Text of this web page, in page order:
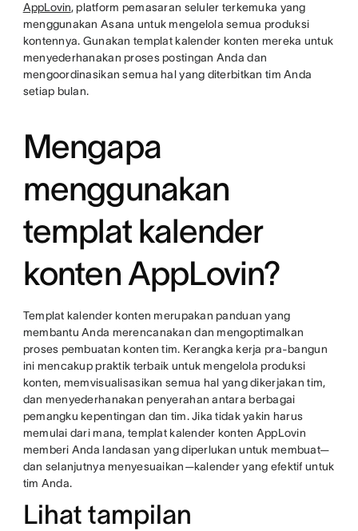
AppLovin, platform pemasaran seluler terkemuka yang
menggunakan Asana untuk mengelola semua produksi
kontennya. Gunakan templat kalender konten mereka untuk
menyederhanakan proses postingan Anda dan
mengoordinasikan semua hal yang diterbitkan tim Anda
setiap bulan.
Mengapa
menggunakan
templat kalender
konten AppLovin?
Templat kalender konten merupakan panduan yang
membantu Anda merencanakan dan mengoptimalkan
proses pembuatan konten tim. Kerangka kerja pra-bangun
ini mencakup praktik terbaik untuk mengelola produksi
konten, memvisualisasikan semua hal yang dikerjakan tim,
dan menyederhanakan penyerahan antara berbagai
pemangku kepentingan dan tim. Jika tidak yakin harus
memulai dari mana, templat kalender konten AppLovin
memberi Anda landasan yang diperlukan untuk membuat—
dan selanjutnya menyesuaikan—kalender yang efektif untuk
tim Anda.
Lihat tampilan